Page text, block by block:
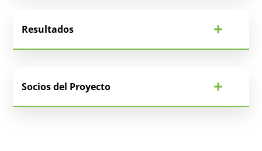
Resultados
Socios del Proyecto